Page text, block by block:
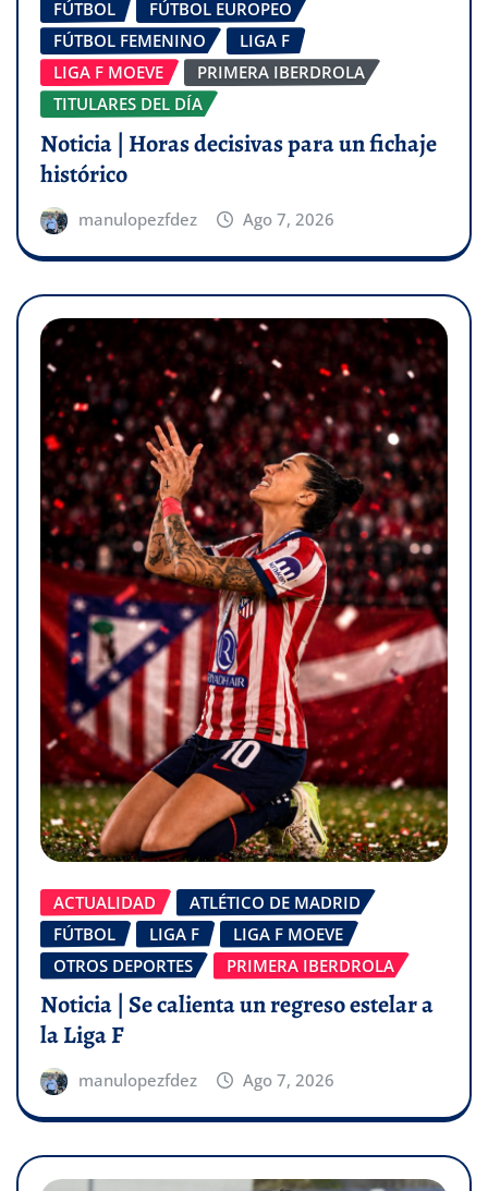
FÚTBOL
FÚTBOL EUROPEO
FÚTBOL FEMENINO
LIGA F
LIGA F MOEVE
PRIMERA IBERDROLA
TITULARES DEL DÍA
Noticia | Horas decisivas para un fichaje
histórico
manulopezfdez Ago 7, 2026
ACTUALIDAD
ATLÉTICO DE MADRID
FÚTBOL
LIGA F
LIGA F MOEVE
OTROS DEPORTES
PRIMERA IBERDROLA
Noticia | Se calienta un regreso estelar a
la Liga F
manulopezfdez Ago 7, 2026